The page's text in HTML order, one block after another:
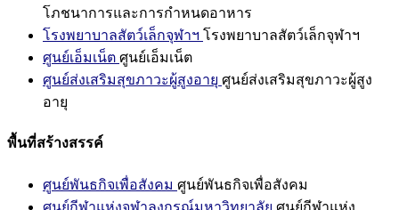
โภชนาการและการกำหนดอาหาร
โรงพยาบาลสัตว์เล็กจุฬาฯ โรงพยาบาลสัตว์เล็กจุฬาฯ
ศูนย์เอ็มเน็ต ศูนย์เอ็มเน็ต
ศูนย์ส่งเสริมสุขภาวะผู้สูงอายุ ศูนย์ส่งเสริมสุขภาวะผู้สูง
อายุ
พื้นที่สร้างสรรค์
ศูนย์พันธกิจเพื่อสังคม ศูนย์พันธกิจเพื่อสังคม
ศูนย์กีฬาแห่งจุฬาลงกรณ์มหาวิทยาลัย ศูนย์กีฬาแห่ง